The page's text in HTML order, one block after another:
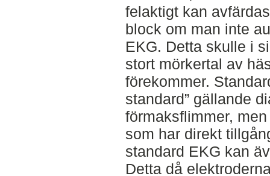
felaktigt kan
block om man inte
EKG. Detta skulle i
stort mörkertal av
förekommer.
standard” gällande
förmaksflimmer,
som har direkt
standard EKG kan
Detta då